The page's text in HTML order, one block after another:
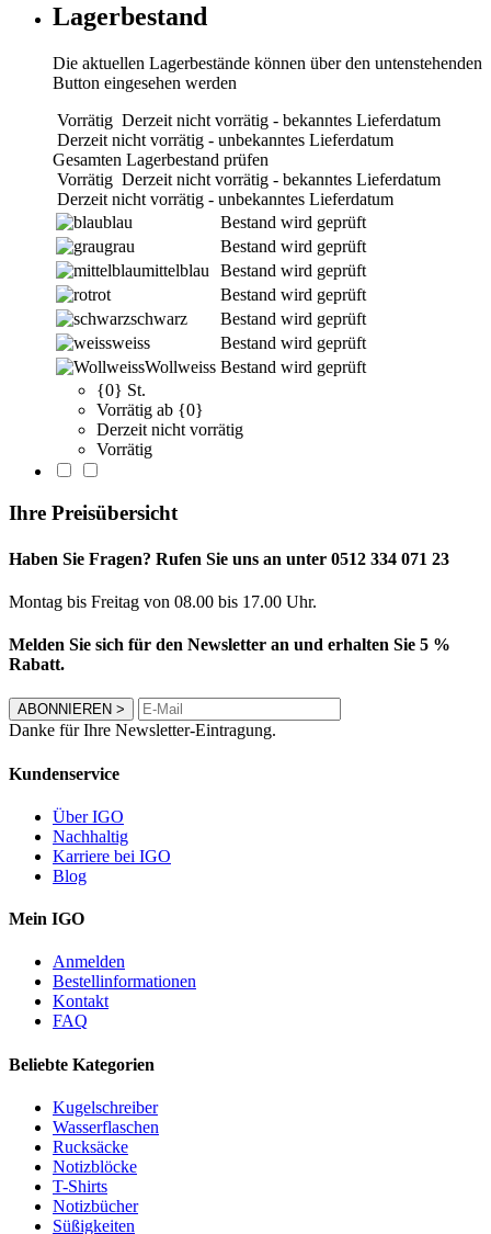
Lagerbestand
Die aktuellen Lagerbestände können über den untenstehenden
Button eingesehen werden
Vorrätig Derzeit nicht vorrätig - bekanntes Lieferdatum
Derzeit nicht vorrätig - unbekanntes Lieferdatum
Gesamten Lagerbestand prüfen
Vorrätig Derzeit nicht vorrätig - bekanntes Lieferdatum
Derzeit nicht vorrätig - unbekanntes Lieferdatum
blau
Bestand wird geprüft
grau
Bestand wird geprüft
mittelblau
Bestand wird geprüft
rot
Bestand wird geprüft
schwarz
Bestand wird geprüft
weiss
Bestand wird geprüft
Wollweiss Bestand wird geprüft
{0} St.
Vorrätig ab {0}
Derzeit nicht vorrätig
Vorrätig
Ihre Preisübersicht
Haben Sie Fragen? Rufen Sie uns an unter 0512 334 071 23
Montag bis Freitag von 08.00 bis 17.00 Uhr.
Melden Sie sich für den Newsletter an und erhalten Sie 5 %
Rabatt.
ABONNIEREN >
Danke für Ihre Newsletter-Eintragung.
Kundenservice
Über IGO
Nachhaltig
Karriere bei IGO
Blog
Mein IGO
Anmelden
Bestellinformationen
Kontakt
FAQ
Beliebte Kategorien
Kugelschreiber
Wasserflaschen
Rucksäcke
Notizblöcke
T-Shirts
Notizbücher
Süßigkeiten